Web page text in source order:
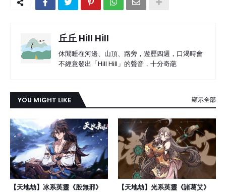
丘丘 Hill Hill
休閒睡在河邊、山頂、路旁，遊歷四週，口渴時會
不經意發出「Hill Hill」的聲音，十分奇葩
YOU MIGHT LIKE 顯示全部
【天地劫】冰系英靈《殷無邪》 【天地劫】光系英靈《諸葛艾》